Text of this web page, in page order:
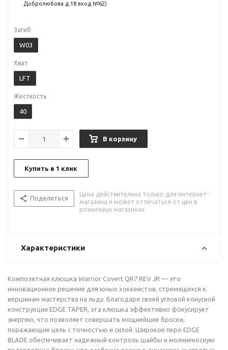
Добролюбова д.18 вход №62)
Загиб
W03
Хват
LFT
Жесткость
40
В корзину
Купить в 1 клик
Поделиться
Цена действительна только для интернет-
магазина и может отличаться от цен в
розничных магазинах
Характеристики
Композитная клюшка Warrior Covert QR7 REV JR — это
инновационное решение для юных хоккеистов, стремящихся к
вершинам мастерства на льду. Благодаря своей угловой конусной
конструкции EDGE TAPER, эта клюшка эффективно фокусирует
энергию, что позволяет совершать мощнейшие броски,
поражающие цель с точностью и силой. Широкое перо EDGE
BLADE обеспечивает надежный контроль шайбы и молниеносную